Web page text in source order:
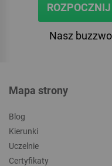
Nasz
Mapa strony
Blog
Kierunki
Uczelnie
Certyfikaty